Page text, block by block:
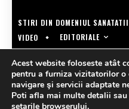
STIRI DIN DOMENIUL
VIDEO
EDITORIALE
Acest website foloseste atât
pentru a furniza vizitatorilor o
navigare şi servicii adaptate
Poti afla mai multe detalii
setarile browserului.